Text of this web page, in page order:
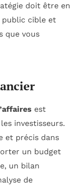
doit être en
public cible et
que vous
est
investisseurs.
et précis dans
un budget
un bilan
de